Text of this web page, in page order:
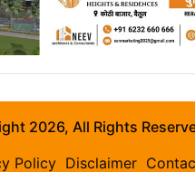
2026, All Rights
Policy Disclaimer